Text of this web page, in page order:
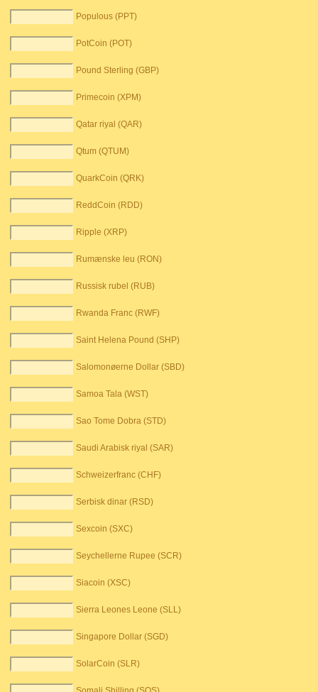
Populous (PPT)
PotCoin (POT)
Pound Sterling (GBP)
Primecoin (XPM)
Qatar riyal (QAR)
Qtum (QTUM)
QuarkCoin (QRK)
ReddCoin (RDD)
Ripple (XRP)
Rumænske leu (RON)
Russisk rubel (RUB)
Rwanda Franc (RWF)
Saint Helena Pound (SHP)
Salomonøerne Dollar (SBD)
Samoa Tala (WST)
Sao Tome Dobra (STD)
Saudi Arabisk riyal (SAR)
Schweizerfranc (CHF)
Serbisk dinar (RSD)
Sexcoin (SXC)
Seychellerne Rupee (SCR)
Siacoin (XSC)
Sierra Leones Leone (SLL)
Singapore Dollar (SGD)
SolarCoin (SLR)